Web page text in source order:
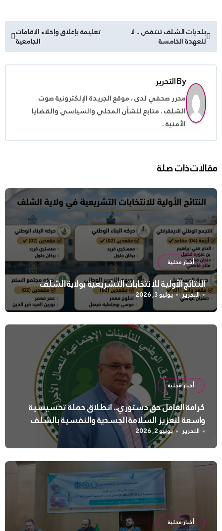
تصفّح
المقالات
بلديات الشلف تنتفض .. لا
للعهدة الخامسة
تعليمة بإغلاق وإخلاء الإقامات
الجامعية
Byالتحرير
محرر صحفي لدى ، موقع الجريدة الإلكترونية صوت
الشلف . متابع للشأن المحلي والسياسي والقضايا
الأمنية .
مقالات ذات صلة
أخبار محلية
النتائج الأولية للانتخابات التشريعية بولاية الشلف
التحرير يوليو 3, 2026
أخبار محلية
كرامة العامل حق دستوري.. انطلاق حملة تحسيسية
واسعة لتعزيز السلامة الجسدية والنفسية بالشلف
التحرير يونيو 2, 2026
أخبار محلية